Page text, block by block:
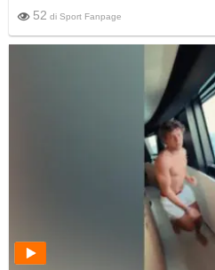
52 di Sport Fanpage